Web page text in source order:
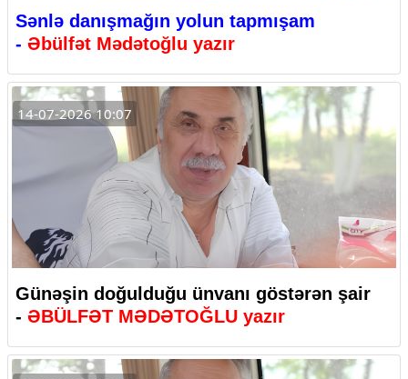
Sənlə danışmağın yolun tapmışam
- Əbülfət Mədətoğlu yazır
14-07-2026 10:07
Günəşin doğulduğu ünvanı göstərən şair
- ƏBÜLFƏT MƏDƏTOĞLU yazır